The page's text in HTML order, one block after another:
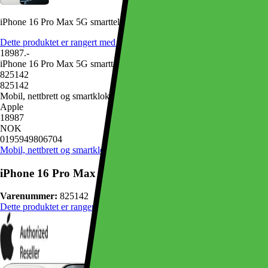
iPhone 16 Pro Max 5G smarttelefon 512GB (hvit titan)
Dette produktet er rangert med 4.8 av 5 stjerner.
18987.-
iPhone 16 Pro Max 5G smarttelefon 512GB (hvit titan)
825142
825142
Mobil, nettbrett og smartklokker, Mobiltelefon
Apple
18987
NOK
0195949806704
Mobil, nettbrett og smartklokker
iPhone 16 Pro Max 5G smarttelefon 512GB (hvit
Varenummer: 825142
Dette produktet er rangert med 4.8 av 5 stjerner.